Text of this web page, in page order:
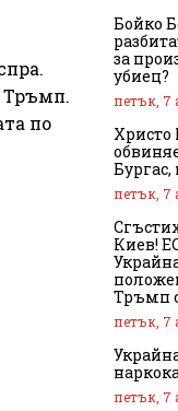
Тръмп.
по
Бойко
за
убиец?
петък, 7
Христо
петък, 7
Киев!
Тръмп
петък, 7
петък, 7